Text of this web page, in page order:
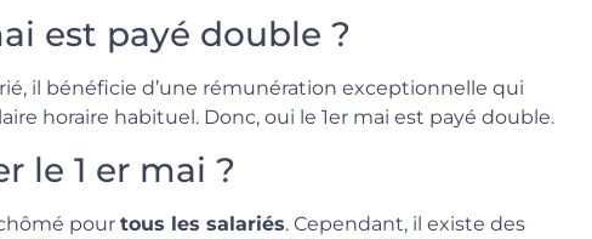
est payé double ?
il bénéficie d’une rémunération exceptionnelle qui
horaire habituel. Donc, oui le 1er mai est payé double.
le 1 er mai ?
pour tous les salariés. Cependant, il existe des